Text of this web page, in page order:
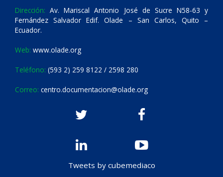
Dirección: Av. Mariscal Antonio José de Sucre N58-63 y
Fernández Salvador Edif. Olade – San Carlos, Quito –
Ecuador.
Web: www.olade.org
Teléfono: (593 2) 259 8122 / 2598 280
Correo: centro.documentacion@olade.org
Tweets by cubemediaco